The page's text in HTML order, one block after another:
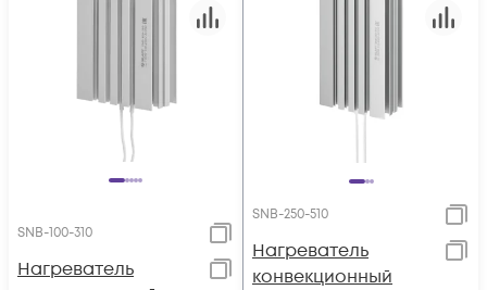
SNB-100-310
Нагреватель
SNB-250-510
Нагреватель
конвекционный